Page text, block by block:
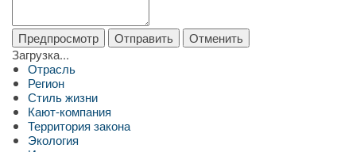
Загрузка...
Отрасль
Регион
Стиль жизни
Кают-компания
Территория закона
Экология